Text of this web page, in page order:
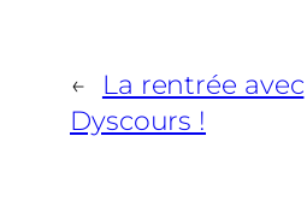
←
La rentrée avec
Dyscours !